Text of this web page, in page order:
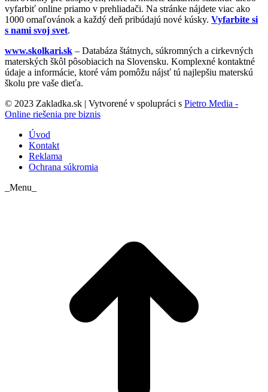
vyfarbiť online priamo v prehliadači. Na stránke nájdete viac ako
1000 omaľovánok a každý deň pribúdajú nové kúsky. Vyfarbite si
s nami svoj svet.
www.skolkari.sk – Databáza štátnych, súkromných a cirkevných
materských škôl pôsobiacich na Slovensku. Komplexné kontaktné
údaje a informácie, ktoré vám pomôžu nájsť tú najlepšiu materskú
školu pre vaše dieťa.
© 2023 Zakladka.sk | Vytvorené v spolupráci s Pietro Media -
Online riešenia pre biznis
Úvod
Kontakt
Reklama
Ochrana súkromia
_Menu_